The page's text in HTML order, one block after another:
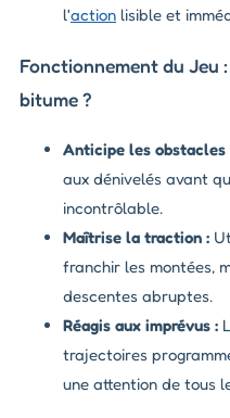
l'action lisible et
Fonctionnement du Jeu
bitume ?
Anticipe les obstacles
aux dénivelés avant
incontrôlable.
Maîtrise la traction :
franchir les montées,
descentes abruptes.
Réagis aux imprévus :
trajectoires
une attention de tous